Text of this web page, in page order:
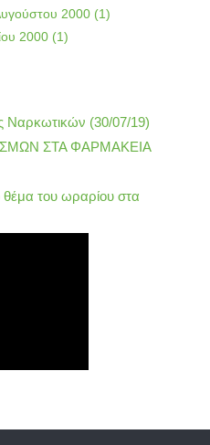
2000 (1)
2000 (1)
Ναρκωτικών (30/07/19)
ΣΤΑ ΦΑΡΜΑΚΕΙΑ
θέμα του ωραρίου στα